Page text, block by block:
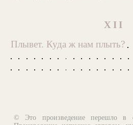
XII
Плывет. Куда ж нам плыть?
© Это произведение перешло в